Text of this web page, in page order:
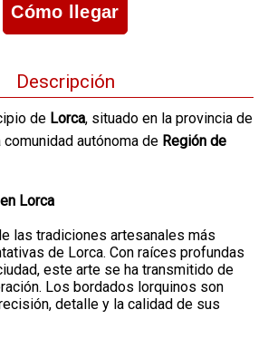
Cómo llegar
Descripción
de Lorca, situado en la provincia de
comunidad autónoma de Región de
Lorca
las tradiciones artesanales más
de Lorca. Con raíces profundas
este arte se ha transmitido de
Los bordados lorquinos son
detalle y la calidad de sus